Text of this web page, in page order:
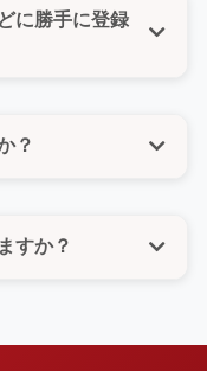
ームではご希望
もよい）をお選
に勝手に登録
ください。お客
？
案をさせていた
すか？